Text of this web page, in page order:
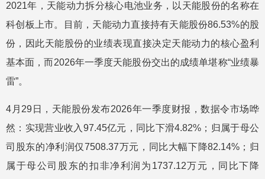
2021年，天能动力拆分核心电池业务，以天能股份的名称在
科创板上市。目前，天能动力直接持有天能股份86.53%的股
份，因此天能股份的业绩表现直接决定天能动力的核心盈利
基本面，而2026年一季度天能股份交出的成绩单堪称“业绩暴
雷”。
4月29日，天能股份发布2026年一季度财报，数据令市场哗
然：实现营业收入97.45亿元，同比下滑4.82%；归属于母公
司股东的净利润仅7508.37万元，同比大幅下降82.14%；归
属于母公司股东的扣非净利润为1737.12万元，同比下降